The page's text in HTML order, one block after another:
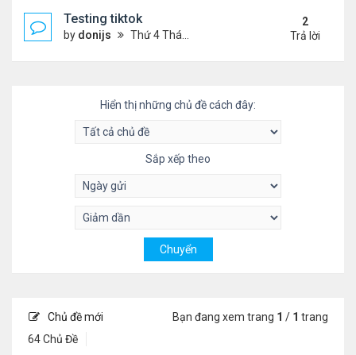
Testing tiktok
by donijs Thứ 4 Tháng 11 11, 2020 11:23 am
2
Trả lời
Hiển thị những chủ đề cách đây:
Sắp xếp theo
Chủ đề mới
64 Chủ Đề
Bạn đang xem trang 1 / 1 trang